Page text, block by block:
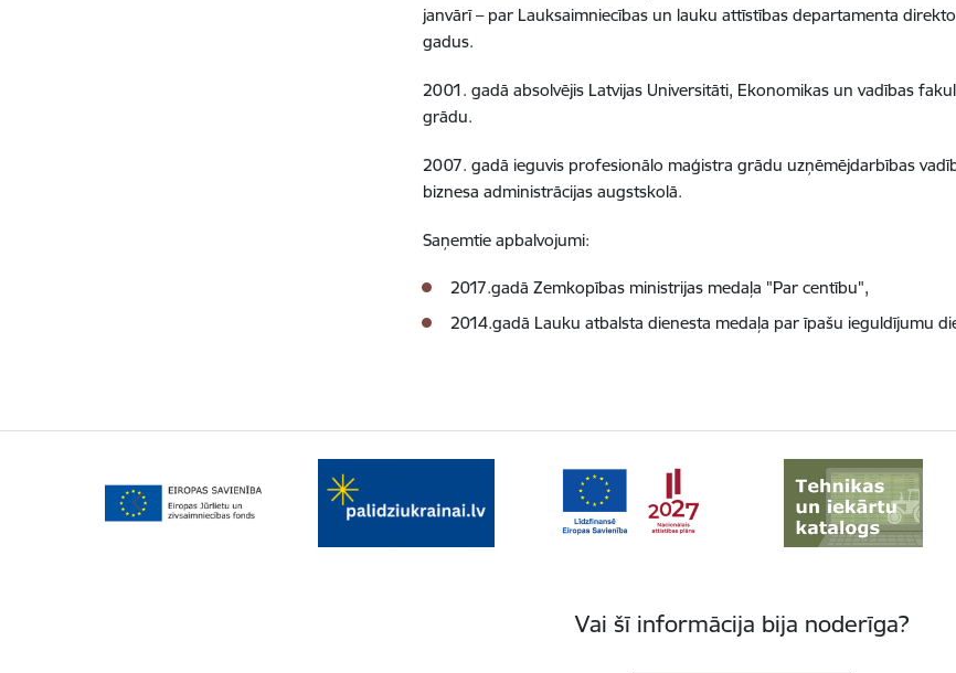
janvārī – par Lauksaimniecības un lauku attīstības departamenta
gadus.
2001. gadā absolvējis Latvijas Universitāti, Ekonomikas un vadības
grādu.
2007. gadā ieguvis profesionālo maģistra grādu uzņēmējdarbības
biznesa administrācijas augstskolā.
Saņemtie apbalvojumi:
2017.gadā Zemkopības ministrijas medaļa "Par centību",
2014.gadā Lauku atbalsta dienesta medaļa par īpašu ieguldījumu
Vai šī informācija bija noderīga?